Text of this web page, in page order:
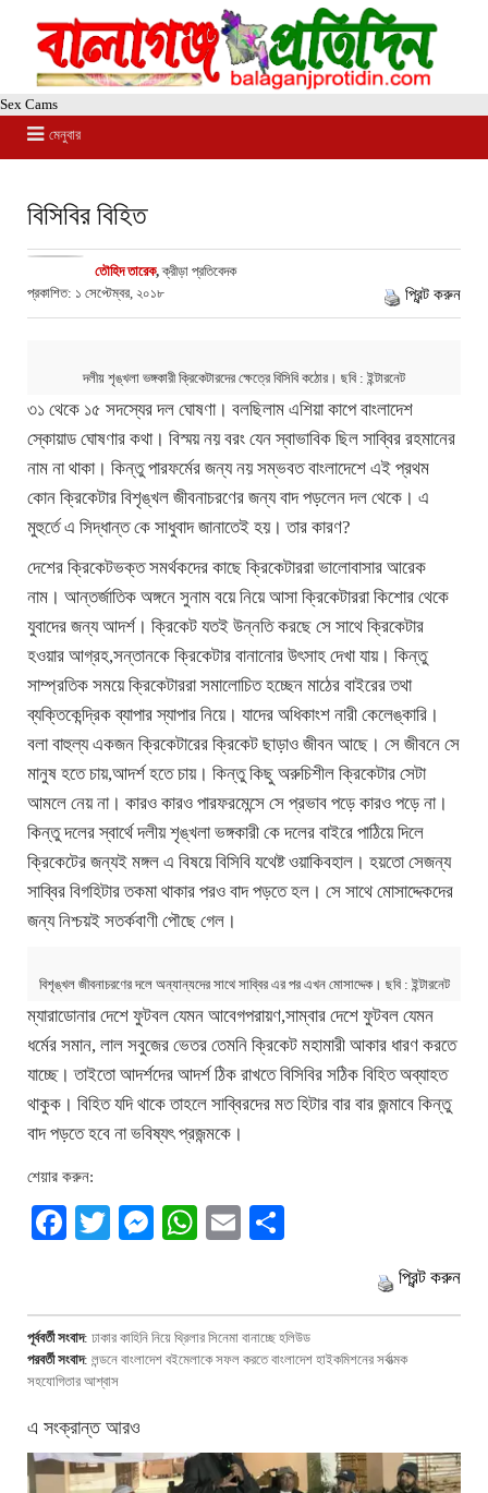
Sex Cams
মেনুবার
বিসিবির বিহিত
তৌহিদ তারেক,ক্রীড়া প্রতিবেদক
প্রকাশিত: ১ সেপ্টেম্বর, ২০১৮
প্রিন্ট করুন
দলীয় শৃঙ্খলা ভঙ্গকারী ক্রিকেটারদের ক্ষেত্রে বিসিবি কঠোর। ছবি : ইন্টারনেট
৩১ থেকে ১৫ সদস্যের দল ঘোষণা। বলছিলাম এশিয়া কাপে বাংলাদেশ
স্কোয়াড ঘোষণার কথা। বিস্ময় নয় বরং যেন স্বাভাবিক ছিল সাব্বির রহমানের
নাম না থাকা। কিন্তু পারফর্মের জন্য নয় সম্ভবত বাংলাদেশে এই প্রথম
কোন ক্রিকেটার বিশৃঙ্খল জীবনাচরণের জন্য বাদ পড়লেন দল থেকে। এ
মুহুর্তে এ সিদ্ধান্ত কে সাধুবাদ জানাতেই হয়। তার কারণ?
দেশের ক্রিকেটভক্ত সমর্থকদের কাছে ক্রিকেটাররা ভালোবাসার আরেক
নাম। আন্তর্জাতিক অঙ্গনে সুনাম বয়ে নিয়ে আসা ক্রিকেটাররা কিশোর থেকে
যুবাদের জন্য আদর্শ। ক্রিকেট যতই উন্নতি করছে সে সাথে ক্রিকেটার
হওয়ার আগ্রহ,সন্তানকে ক্রিকেটার বানানোর উৎসাহ দেখা যায়। কিন্তু
সাম্প্রতিক সময়ে ক্রিকেটাররা সমালোচিত হচ্ছেন মাঠের বাইরের তথা
ব্যক্তিকেন্দ্রিক ব্যাপার স্যাপার নিয়ে। যাদের অধিকাংশ নারী কেলেঙ্কারি।
বলা বাহুল্য একজন ক্রিকেটারের ক্রিকেট ছাড়াও জীবন আছে। সে জীবনে সে
মানুষ হতে চায়,আদর্শ হতে চায়। কিন্তু কিছু অরুচিশীল ক্রিকেটার সেটা
আমলে নেয় না। কারও কারও পারফরমেন্সে সে প্রভাব পড়ে কারও পড়ে না।
কিন্তু দলের স্বার্থে দলীয় শৃঙ্খলা ভঙ্গকারী কে দলের বাইরে পাঠিয়ে দিলে
ক্রিকেটের জন্যই মঙ্গল এ বিষয়ে বিসিবি যথেষ্ট ওয়াকিবহাল। হয়তো সেজন্য
সাব্বির বিগহিটার তকমা থাকার পরও বাদ পড়তে হল। সে সাথে মোসাদ্দেকদের
জন্য নিশ্চয়ই সতর্কবাণী পৌছে গেল।
বিশৃঙ্খল জীবনাচরণের দলে অন্যান্যদের সাথে সাব্বির এর পর এখন মোসাদ্দেক। ছবি : ইন্টারনেট
ম্যারাডোনার দেশে ফুটবল যেমন আবেগপরায়ণ,সাম্বার দেশে ফুটবল যেমন
ধর্মের সমান, লাল সবুজের ভেতর তেমনি ক্রিকেট মহামারী আকার ধারণ করতে
যাচ্ছে। তাইতো আদর্শদের আদর্শ ঠিক রাখতে বিসিবির সঠিক বিহিত অব্যাহত
থাকুক। বিহিত যদি থাকে তাহলে সাব্বিরদের মত হিটার বার বার জন্মাবে কিন্তু
বাদ পড়তে হবে না ভবিষ্যৎ প্রজন্মকে।
শেয়ার করুন:
Facebook
TwitterMessenger
WhatsApp
Email
প্রিন্ট করুন
পূর্ববর্তী সংবাদ: ঢাকার কাহিনি নিয়ে থ্রিলার সিনেমা বানাচ্ছে হলিউড
পরবর্তী সংবাদ: লন্ডনে বাংলাদেশ বইমেলাকে সফল করতে বাংলাদেশ হাইকমিশনের সর্বাত্মক
সহযোগিতার আশ্বাস
এ সংক্রান্ত আরও